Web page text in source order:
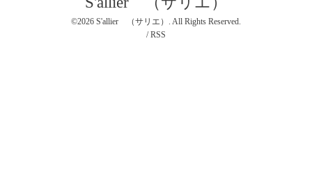
©2026 S'allier （サリエ） . All Rights Reserved.
/RSS